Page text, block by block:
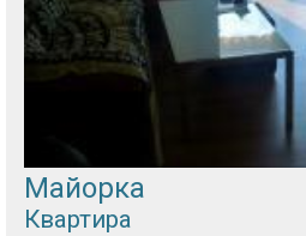
Майорка
Квартира